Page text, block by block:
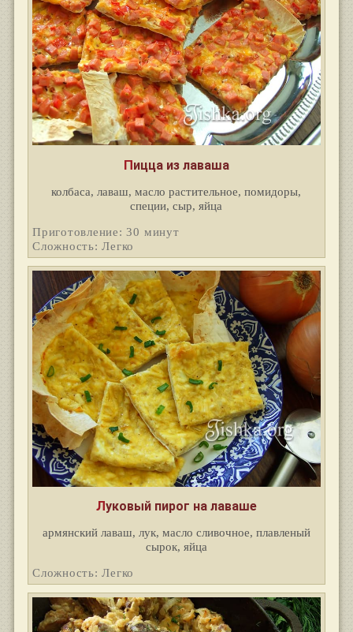
Пицца из лаваша
колбаса, лаваш, масло растительное, помидоры,
специи, сыр, яйца
Приготовление: 30 минут
Сложность: Легко
Луковый пирог на лаваше
армянский лаваш, лук, масло сливочное, плавленый
сырок, яйца
Сложность: Легко